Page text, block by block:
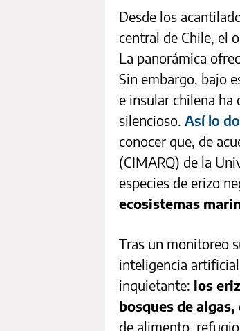
Desde los
central de Chile, el
La panorámica
Sin embargo, bajo
e insular chilena ha
silencioso. Así lo
conocer que, de
(CIMARQ) de la
especies de erizo
ecosistemas
Tras un monitoreo
inteligencia
inquietante: los
bosques de algas,
de alimento,